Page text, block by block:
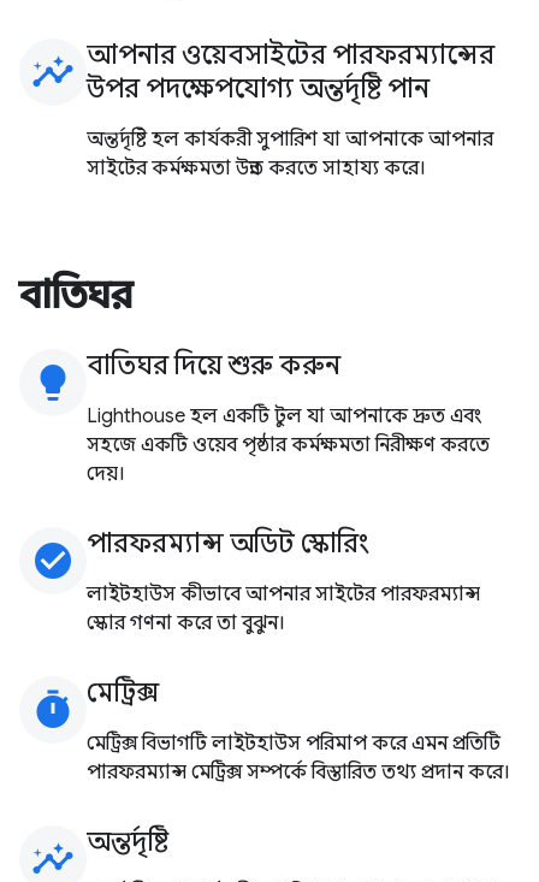
insights আপনার ওয়েবসাইটের পারফরম্যান্সের
উপর পদক্ষেপযোগ্য অন্তর্দৃষ্টি পান
অন্তর্দৃষ্টি হল কার্যকরী সুপারিশ যা আপনাকে আপনার
সাইটের কর্মক্ষমতা উন্নত করতে সাহায্য করে।
বাতিঘর
lightbulb বাতিঘর দিয়ে শুরু করুন
Lighthouse হল একটি টুল যা আপনাকে দ্রুত এবং
সহজে একটি ওয়েব পৃষ্ঠার কর্মক্ষমতা নিরীক্ষণ করতে
দেয়।
check_circle পারফরম্যান্স অডিট স্কোরিং
লাইটহাউস কীভাবে আপনার সাইটের পারফরম্যান্স
স্কোর গণনা করে তা বুঝুন।
timer মেট্রিক্স
মেট্রিক্স বিভাগটি লাইটহাউস পরিমাপ করে এমন প্রতিটি
পারফরম্যান্স মেট্রিক্স সম্পর্কে বিস্তারিত তথ্য প্রদান করে।
insights অন্তর্দৃষ্টি